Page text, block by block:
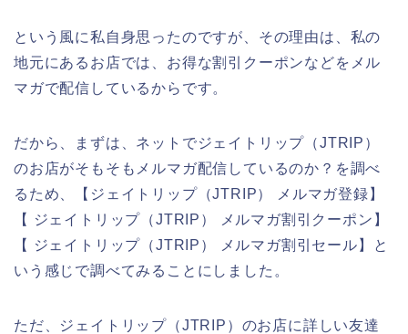
という風に私自身思ったのですが、その理由は、私の
地元にあるお店では、お得な割引クーポンなどをメル
マガで配信しているからです。
だから、まずは、ネットでジェイトリップ（JTRIP）
のお店がそもそもメルマガ配信しているのか？を調べ
るため、【ジェイトリップ（JTRIP） メルマガ登録】
【 ジェイトリップ（JTRIP） メルマガ割引クーポン】
【 ジェイトリップ（JTRIP） メルマガ割引セール】と
いう感じで調べてみることにしました。
ただ、ジェイトリップ（JTRIP）のお店に詳しい友達